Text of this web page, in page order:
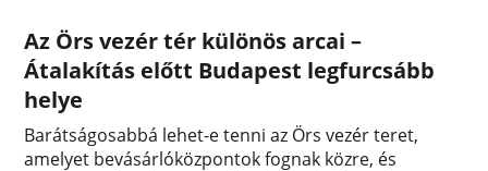
Az Örs vezér tér különös arcai –
Átalakítás előtt Budapest legfurcsább
helye
Barátságosabbá lehet-e tenni az Örs vezér teret,
amelyet bevásárlóközpontok fognak közre, és